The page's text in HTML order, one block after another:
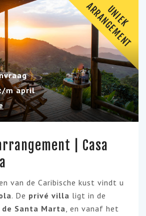
U
N
I
E
K
A
R
R
A
N
G
E
M
E
N
T
m april
| Casa
van de Caribische kust vindt u
. De privé villa ligt in de
Santa Marta, en vanaf het